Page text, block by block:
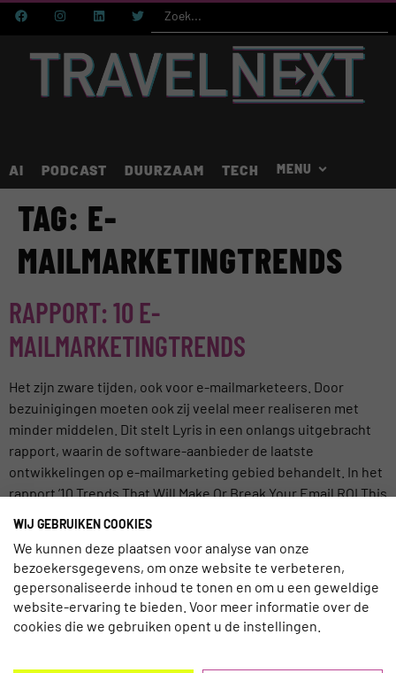
AI PODCAST DUURZAAM TECH
TAG: E-
MAILMARKETINGTRENDS
RAPPORT: 10 E-
MAILMARKETINGTRENDS
Het zijn zware tijden, ook voor e-mailmarketeers. Door
bezuinigingen moeten ook zij veelal meer realiseren met
minder middelen. Dit stelt Lyris in een onlangs uitgebracht
rapport, waarin de software-aanbieder de laatste
ontwikkelingen op e-mailmarketing gebied behandelt. In het
rapport ’10 Trends That Will Make Or Break Your Email ROI This
TRAVELNEXT is hét leading kennisplatform voor de
WIJ GEBRUIKEN COOKIES
We kunnen deze plaatsen voor analyse van onze
bezoekersgegevens, om onze website te verbeteren,
gepersonaliseerde inhoud te tonen en om u een geweldige
website-ervaring te bieden. Voor meer informatie over de
cookies die we gebruiken opent u de instellingen.